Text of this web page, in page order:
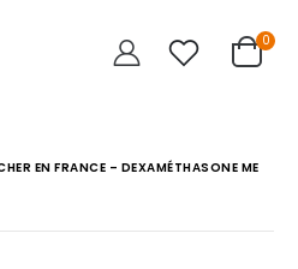
0
EN FRANCE – DEXAMÉTHASONE ME